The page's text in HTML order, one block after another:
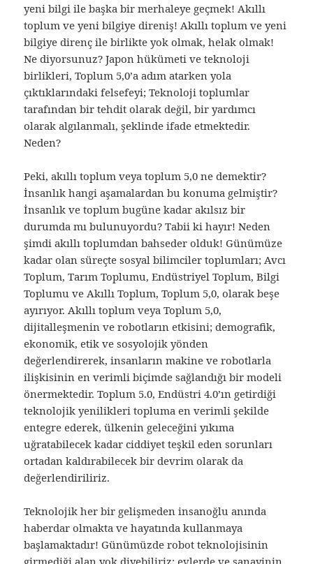
yeni bilgi ile başka bir merhaleye geçmek! Akıllı
toplum ve yeni bilgiye direniş! Akıllı toplum ve yeni
bilgiye direnç ile birlikte yok olmak, helak olmak!
Ne diyorsunuz? Japon hükümeti ve teknoloji
birlikleri, Toplum 5,0’a adım atarken yola
çıktıklarındaki felsefeyi; Teknoloji toplumlar
tarafından bir tehdit olarak değil, bir yardımcı
olarak algılanmalı, şeklinde ifade etmektedir.
Neden?
Peki, akıllı toplum veya toplum 5,0 ne demektir?
İnsanlık hangi aşamalardan bu konuma gelmiştir?
İnsanlık ve toplum bugüne kadar akılsız bir
durumda mı bulunuyordu? Tabii ki hayır! Neden
şimdi akıllı toplumdan bahseder olduk! Günümüze
kadar olan süreçte sosyal bilimciler toplumları; Avcı
Toplum, Tarım Toplumu, Endüstriyel Toplum, Bilgi
Toplumu ve Akıllı Toplum, Toplum 5,0, olarak beşe
ayırıyor. Akıllı toplum veya Toplum 5,0,
dijitalleşmenin ve robotların etkisini; demografik,
ekonomik, etik ve sosyolojik yönden
değerlendirerek, insanların makine ve robotlarla
ilişkisinin en verimli biçimde sağlandığı bir modeli
önermektedir. Toplum 5.0, Endüstri 4.0’ın getirdiği
teknolojik yenilikleri topluma en verimli şekilde
entegre ederek, ülkenin geleceğini yıkıma
uğratabilecek kadar ciddiyet teşkil eden sorunları
ortadan kaldırabilecek bir devrim olarak da
değerlendiriliriz.
Teknolojik her bir gelişmeden insanoğlu anında
haberdar olmakta ve hayatında kullanmaya
başlamaktadır! Günümüzde robot teknolojisinin